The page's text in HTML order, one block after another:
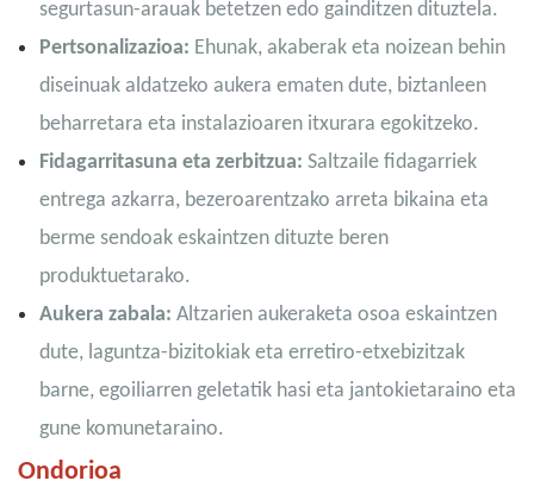
segurtasun-arauak betetzen edo gainditzen dituztela.
Pertsonalizazioa: Ehunak, akaberak eta noizean behin
diseinuak aldatzeko aukera ematen dute, biztanleen
beharretara eta instalazioaren itxurara egokitzeko.
Fidagarritasuna eta zerbitzua: Saltzaile fidagarriek
entrega azkarra, bezeroarentzako arreta bikaina eta
berme sendoak eskaintzen dituzte beren
produktuetarako.
Aukera zabala: Altzarien aukeraketa osoa eskaintzen
dute, laguntza-bizitokiak eta erretiro-etxebizitzak
barne, egoiliarren geletatik hasi eta jantokietaraino eta
gune komunetaraino.
Ondorioa